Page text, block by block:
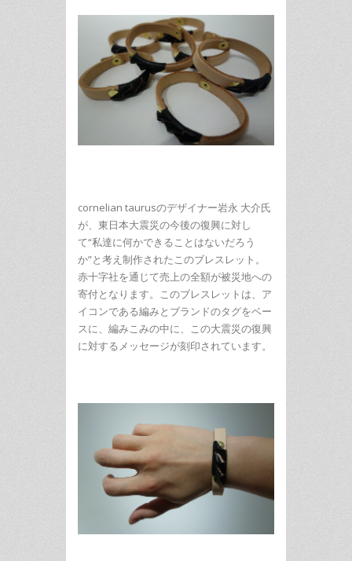
cornelian taurusのデザイナー岩永 大介氏
が、東日本大震災の今後の復興に対し
て“私達に何かできることはないだろう
か”と考え制作されたこのブレスレット。
赤十字社を通じて売上の全額が被災地への
寄付となります。このブレスレットは、ア
イコンである編みとブランドのタグをベー
スに、編みこみの中に、この大震災の復興
に対するメッセージが刻印されています。